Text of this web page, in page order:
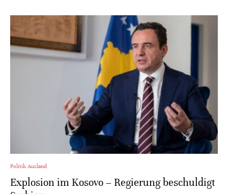
Politik Ausland
Explosion im Kosovo – Regierung beschuldigt